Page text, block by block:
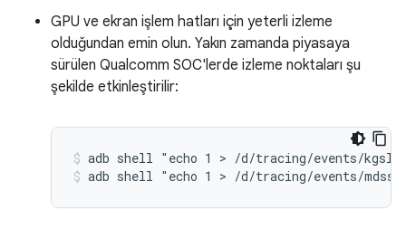
GPU ve ekran işlem hatları için yeterli izleme
olduğundan emin olun. Yakın zamanda piyasaya
sürülen Qualcomm SOC'lerde izleme noktaları şu
şekilde etkinleştirilir:
adb shell "echo 1 > /d/tracing/events/kgsl/
adb shell "echo 1 > /d/tracing/events/mdss/